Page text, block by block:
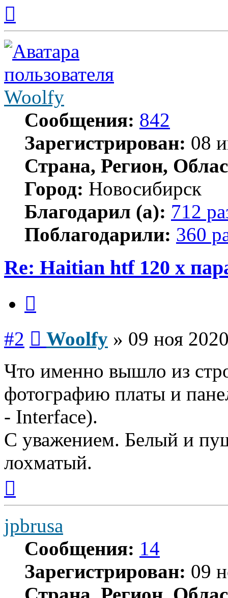
началу
Woolfy
Сообщения: 842
Зарегистрирован: 08
Страна, Регион,
Город: Новосибирск
Благодарил (а): 712
Поблагодарили: 360
Re: Haitian htf 120 x
#2 Woolfy » 09 ноя
Что именно вышло из
фотографию платы и
- Interface).
С уважением. Белый и
лохматый.
началу
jpbrusa
Сообщения: 14
Зарегистрирован: 09